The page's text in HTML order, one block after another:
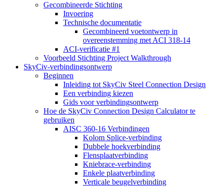
Gecombineerde Stichting
Invoering
Technische documentatie
Gecombineerd voetontwerp in
overeenstemming met ACI 318-14
ACI-verificatie #1
Voorbeeld Stichting Project Walkthrough
SkyCiv-verbindingsontwerp
Beginnen
Inleiding tot SkyCiv Steel Connection Design
Een verbinding kiezen
Gids voor verbindingsontwerp
Hoe de SkyCiv Connection Design Calculator te
gebruiken
AISC 360-16 Verbindingen
Kolom Splice-verbinding
Dubbele hoekverbinding
Flensplaatverbinding
Kniebrace-verbinding
Enkele plaatverbinding
Verticale beugelverbinding